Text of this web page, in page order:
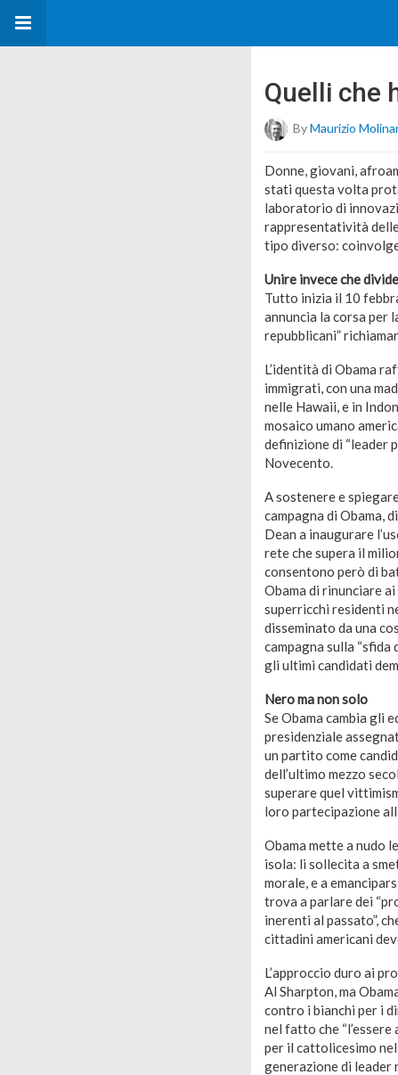
Quelli che
ByMaurizio
Donne, giovani,
stati questa volta
laboratorio di
rappresentatività
tipo diverso:
Unire invece che
Tutto inizia il 10
annuncia la corsa per
repubblicani”
L’identità di Obama
immigrati, con una
nelle Hawaii, e in
mosaico umano
definizione di “leader
Novecento.
A sostenere e
campagna di Obama,
Dean a inaugurare
rete che supera il
consentono però di
Obama di rinunciare
superricchi residenti
disseminato da una
campagna sulla
gli ultimi candidati
Nero ma non solo
Se Obama cambia gli
presidenziale
un partito come
dell’ultimo mezzo
superare quel
loro partecipazione
Obama mette a nudo
isola: li sollecita a
morale, e a
trova a parlare dei
inerenti al passato”,
cittadini americani
L’approccio duro ai
Al Sharpton, ma
contro i bianchi per i
nel fatto che
per il cattolicesimo nel
generazione di leader